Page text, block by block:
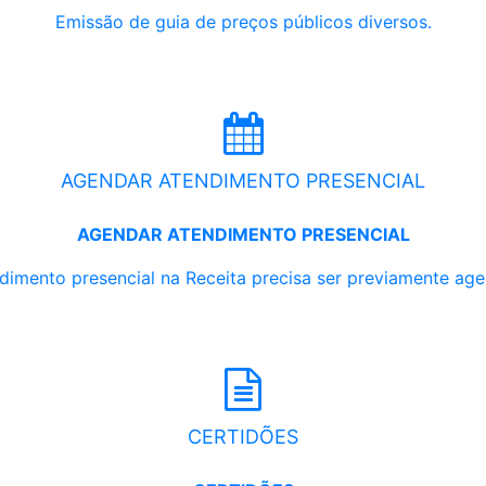
Emissão de guia de preços públicos diversos.
AGENDAR ATENDIMENTO PRESENCIAL
AGENDAR ATENDIMENTO PRESENCIAL
presencial na Receita precisa ser previamente
CERTIDÕES